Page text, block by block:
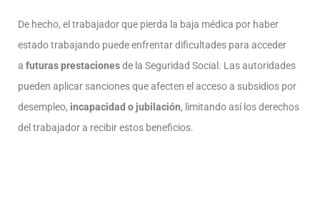
De hecho, el trabajador que pierda la baja médica por haber
estado trabajando puede enfrentar dificultades para acceder
a futuras prestacionesde la Seguridad Social. Las autoridades
pueden aplicar sanciones que afecten el acceso a subsidios por
desempleo, incapacidad o jubilación, limitando así los derechos
del trabajador a recibir estos beneficios.